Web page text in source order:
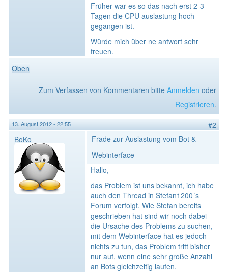
Früher war es so das nach erst 2-3
Tagen die CPU auslastung hoch
gegangen ist.
Würde mich über ne antwort sehr
freuen.
Oben
Zum Verfassen von Kommentaren bitte Anmelden oder
Registrieren.
13. August 2012 - 22:55
#2
BoKo
Frade zur Auslastung vom Bot &
Webinterface
Hallo,
das Problem ist uns bekannt, ich habe
auch den Thread in Stefan1200´s
Forum verfolgt. Wie Stefan bereits
geschrieben hat sind wir noch dabei
die Ursache des Problems zu suchen,
mit dem Webinterface hat es jedoch
nichts zu tun, das Problem tritt bisher
nur auf, wenn eine sehr große Anzahl
an Bots gleichzeitig laufen.